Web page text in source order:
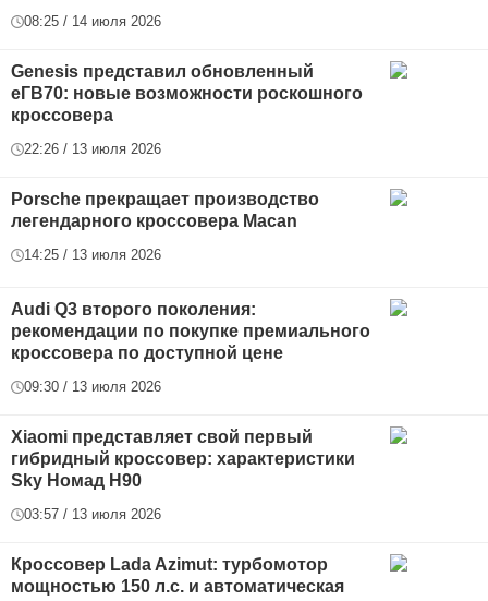
08:25 / 14 июля 2026
Genesis представил обновленный
еГВ70: новые возможности роскошного
кроссовера
22:26 / 13 июля 2026
Porsche прекращает производство
легендарного кроссовера Macan
14:25 / 13 июля 2026
Audi Q3 второго поколения:
рекомендации по покупке премиального
кроссовера по доступной цене
09:30 / 13 июля 2026
Xiaomi представляет свой первый
гибридный кроссовер: характеристики
Sky Номад Н90
03:57 / 13 июля 2026
Кроссовер Lada Azimut: турбомотор
мощностью 150 л.с. и автоматическая